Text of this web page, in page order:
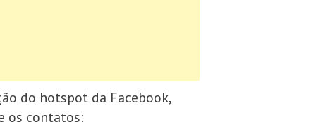
do hotspot da Facebook,
os contatos: